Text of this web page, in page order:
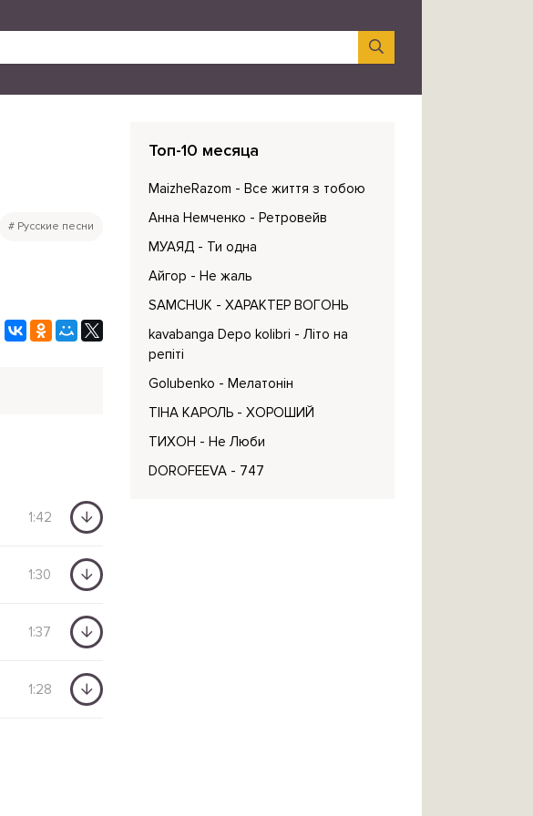
Русские песни
1:42
1:30
1:37
1:28
Топ-10 месяца
MaizheRazom - Все життя з тобою
Анна Немченко - Ретровейв
МУАЯД - Ти одна
Айгор - Не жаль
SAMCHUK - ХАРАКТЕР ВОГОНЬ
kavabanga Depo kolibri - Літо на
репіті
Golubenko - Мелатонін
ТІНА КАРОЛЬ - ХОРОШИЙ
ТИХОН - Не Люби
DOROFEEVA - 747